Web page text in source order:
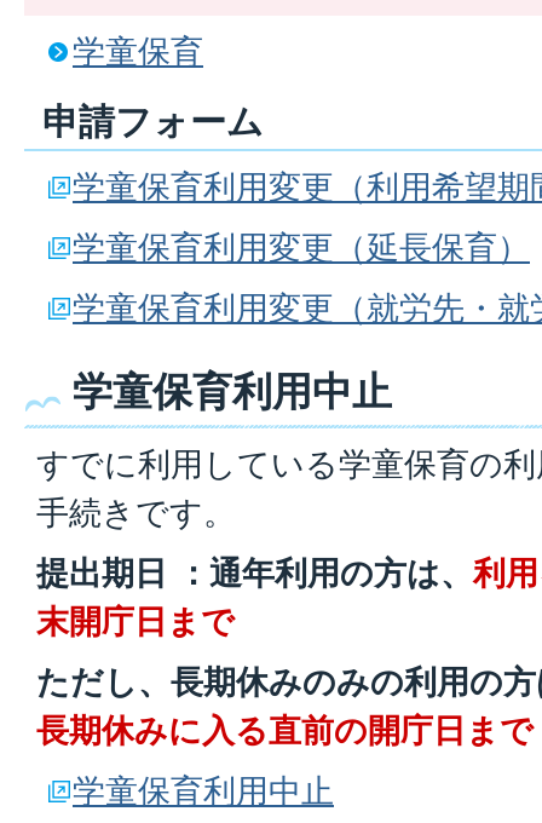
学童保育
申請フォーム
学童保育利用変更（利用希望期
学童保育利用変更（延長保育）
学童保育利用変更（就労先・就
学童保育利用中止
すでに利用している学童保育の
手続きです。
提出期日 ：通年利用の方は、利
末開庁日まで
ただし、 長期休みのみの利用の
長期休みに入る直前の開庁日まで
学童保育利用中止